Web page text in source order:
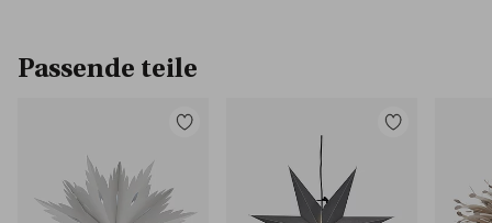
Passende teile
Zu
Zu